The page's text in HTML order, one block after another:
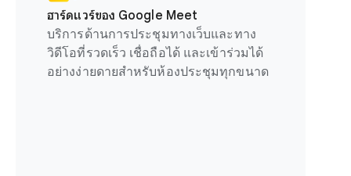
ฮาร์ดแวร์ของ Google Meet
บริการด้านการประชุมทางเว็บและทาง
วิดีโอที่รวดเร็ว เชื่อถือได้ และเข้าร่วมได้
อย่างง่ายดายสำหรับห้องประชุมทุกขนาด